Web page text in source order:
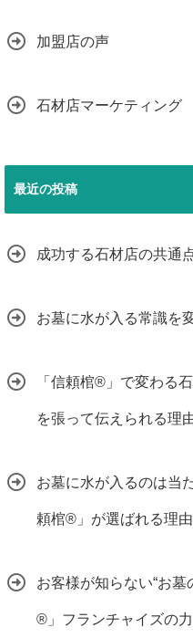
加盟店の声
石材店マーケティング
最近の投稿
成功する石材店の共通
お墓に水が入る常識を
「信頼棺®」で変わる
を張って伝えられる理
お墓に水が入るのは当
頼棺®」が選ばれる理由
お客様が知らない“お
®」フランチャイズの力